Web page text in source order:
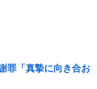
罪「真摯に向き合お